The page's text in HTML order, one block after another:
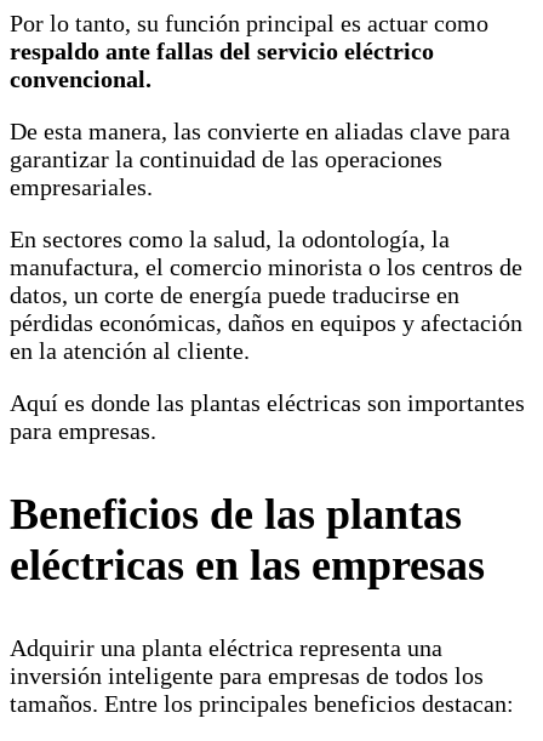
Por lo tanto, su función principal es actuar como
respaldo ante fallas del servicio eléctrico
convencional.
De esta manera, las convierte en aliadas clave para
garantizar la continuidad de las operaciones
empresariales.
En sectores como la salud, la odontología, la
manufactura, el comercio minorista o los centros de
datos, un corte de energía puede traducirse en
pérdidas económicas, daños en equipos y afectación
en la atención al cliente.
Aquí es donde las plantas eléctricas son importantes
para empresas.
Beneficios de las plantas
eléctricas en las empresas
Adquirir una planta eléctrica representa una
inversión inteligente para empresas de todos los
tamaños. Entre los principales beneficios destacan: